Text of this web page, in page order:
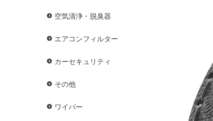
空気清浄・脱臭器
エアコンフィルター
カーセキュリティ
その他
ワイパー